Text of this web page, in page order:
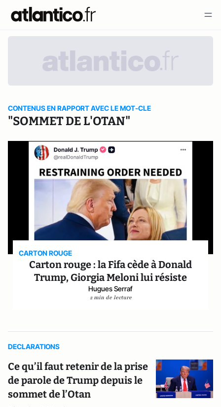
CONTENUS EN RAPPORT AVEC LE MOT-CLE
"SOMMET DE L'OTAN"
CARTON ROUGE
Carton rouge : la Fifa cède à Donald
Trump, Giorgia Meloni lui résiste
Hugues Serraf
2 min de lecture
DECLARATIONS
Ce qu’il faut retenir de la prise
de parole de Trump depuis le
sommet de l’Otan